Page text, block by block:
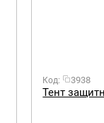
Код: 3938
Тент